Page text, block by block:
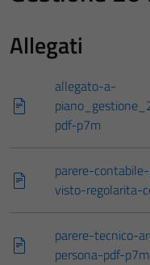
Allegati
allegato-a-
pdf-p7m
parere-
visto-regolarita-
parere-tecnico-
persona-pdf-p7m